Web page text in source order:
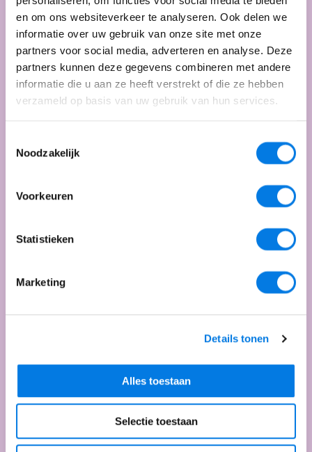
en om ons websiteverkeer te analyseren. Ook delen we
informatie over uw gebruik van onze site met onze
partners voor social media, adverteren en analyse. Deze
partners kunnen deze gegevens combineren met andere
informatie die u aan ze heeft verstrekt of die ze hebben
verzameld op basis van uw gebruik van hun services.
Noodzakelijk
Voorkeuren
Statistieken
Marketing
Details tonen
Alles toestaan
Selectie toestaan
“Voorkomen dat een kind uit huis
moet: een vak apart!”